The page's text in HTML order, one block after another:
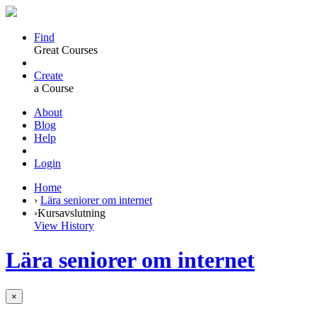
Find
Great Courses
Create
a Course
About
Blog
Help
Login
Home
› Lära seniorer om internet
›Kursavslutning
View History
Lära seniorer om internet
×